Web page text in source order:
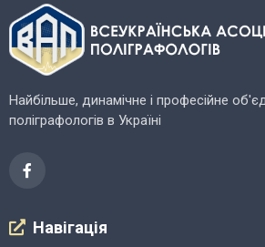
Найбільше, динамічне і професійне
поліграфологів в Україні
Навігація